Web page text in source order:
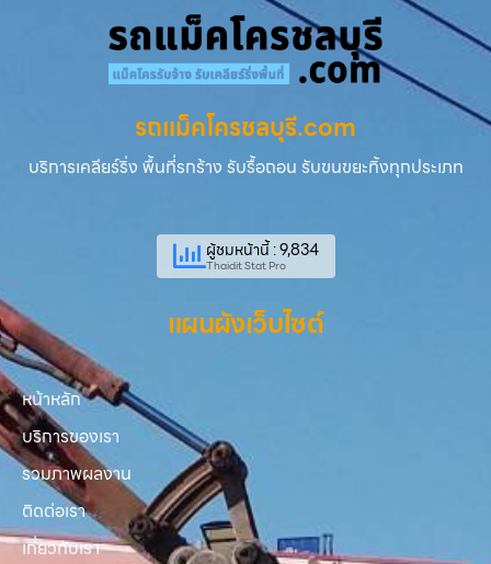
รถแม็คโครชลบุรี.com
บริการเคลียร์ริ่ง พื้นที่รกร้าง รับรื้อถอน รับขนขยะทิ้งทุกประเภท
ผู้ชมหน้านี้ : 9,834
Thaidit Stat Pro
แผนผังเว็บไซต์
หน้าหลัก
บริการของเรา
รวมภาพผลงาน
ติดต่อเรา
เกี่ยวกับเรา